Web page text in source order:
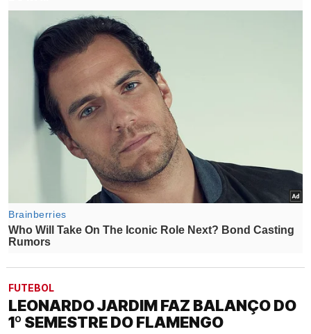
FUTEBOL
LEONARDO JARDIM FAZ BALANÇO DO
1º SEMESTRE DO FLAMENGO